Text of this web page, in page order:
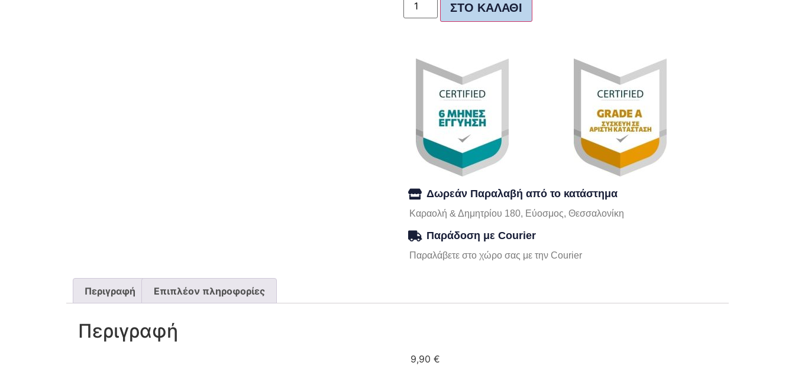
ΣΤΟ ΚΑΛΆΘΙ
Δωρεάν Παραλαβή από το κατάστημα
Καραολή & Δημητρίου 180, Εύοσμος, Θεσσαλονίκη
Παράδοση με Courier
Παραλάβετε στο χώρο σας με την Courier
Περιγραφή Επιπλέον πληροφορίες
Περιγραφή
9,90 €